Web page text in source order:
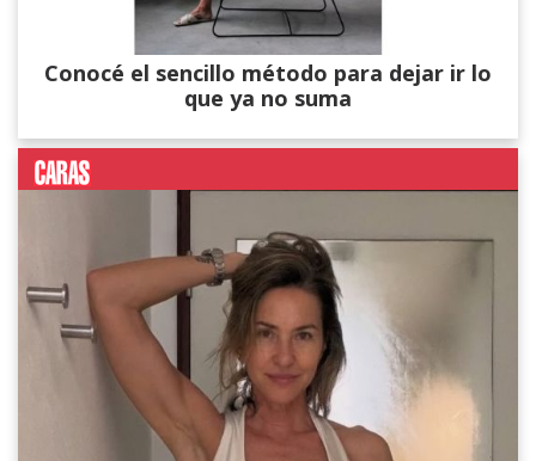
Conocé el sencillo método para dejar ir lo
que ya no suma